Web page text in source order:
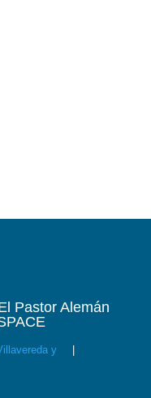
Pastor Alemán
y